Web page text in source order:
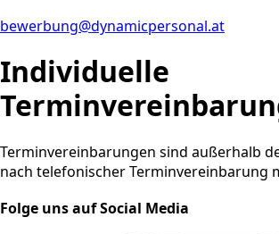
bewerbung@dynamicpersonal.at
Individuelle
Terminvereinbarungen sind außerhalb
nach telefonischer Terminvereinbarung
Folge uns auf Social Media